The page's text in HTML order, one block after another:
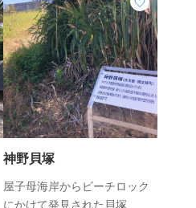
神野貝塚
屋子母海岸からビーチロック
にかけて発見された貝塚